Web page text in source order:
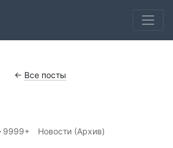
← Все посты
9999+ Новости (Архив)